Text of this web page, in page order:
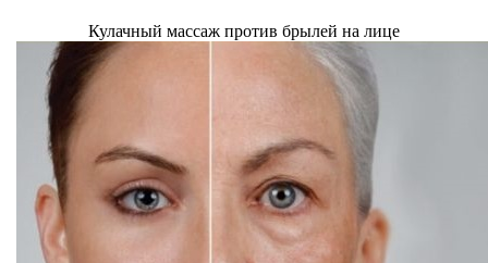
Кулачный массаж против брылей на лице